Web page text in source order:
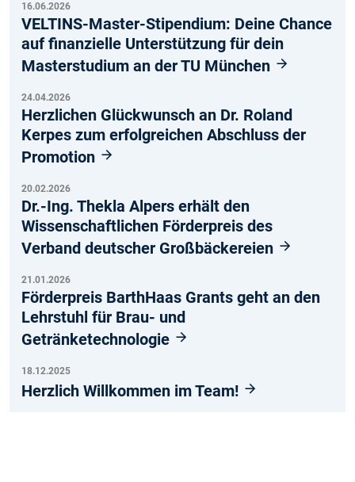
16.06.2026
VELTINS-Master-Stipendium: Deine Chance
auf finanzielle Unterstützung für dein
Masterstudium an der TU München
24.04.2026
Herzlichen Glückwunsch an Dr. Roland
Kerpes zum erfolgreichen Abschluss der
Promotion
20.02.2026
Dr.-Ing. Thekla Alpers erhält den
Wissenschaftlichen Förderpreis des
Verband deutscher Großbäckereien
21.01.2026
Förderpreis BarthHaas Grants geht an den
Lehrstuhl für Brau- und
Getränketechnologie
18.12.2025
Herzlich Willkommen im Team!